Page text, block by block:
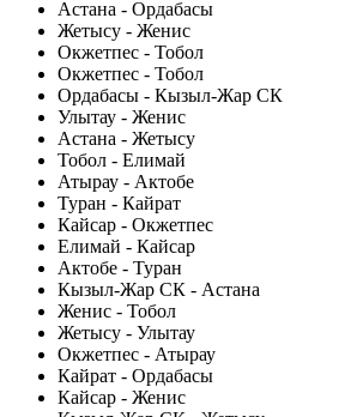
Астана - Ордабасы
Жетысу - Женис
Окжетпес - Тобол
Окжетпес - Тобол
Ордабасы - Кызыл-Жар СК
Улытау - Женис
Астана - Жетысу
Тобол - Елимай
Атырау - Актобе
Туран - Кайрат
Кайсар - Окжетпес
Елимай - Кайсар
Актобе - Туран
Кызыл-Жар СК - Астана
Женис - Тобол
Жетысу - Улытау
Окжетпес - Атырау
Кайрат - Ордабасы
Кайсар - Женис